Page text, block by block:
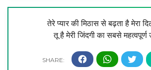
तेरे प्यार की मिठास से बढ़ता है मेरा
तू है मेरी जिंदगी का सबसे महत्वपूर्ण